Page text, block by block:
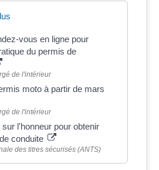
vous en ligne pour
du permis de
de l'intérieur
moto à partir de mars
de l'intérieur
l'honneur pour obtenir
conduite
des titres sécurisés (ANTS)